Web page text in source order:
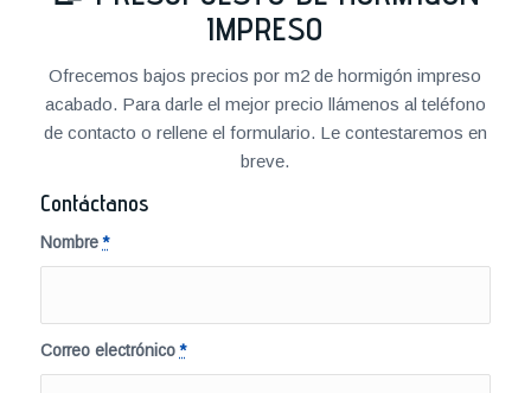
IMPRESO
Ofrecemos bajos precios por m2 de hormigón impreso
acabado. Para darle el mejor precio llámenos al teléfono
de contacto o rellene el formulario. Le contestaremos en
breve.
Contáctanos
Nombre*
Correo electrónico*